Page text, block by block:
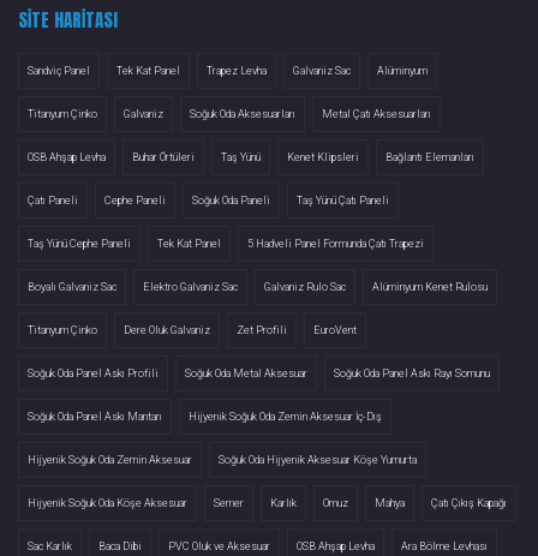
SITE HARITASI
Sandviç Panel Tek Kat Panel Trapez Levha Galvaniz Sac Alüminyum
Titanyum Çinko Galvaniz Soğuk Oda Aksesuarları Metal Çatı Aksesuarları
OSB Ahşap Levha Buhar Örtüleri Taş Yünü Kenet Klipsleri Bağlantı Elemanları
Çatı Paneli Cephe Paneli Soğuk Oda Paneli Taş Yünü Çatı Paneli
Taş Yünü Cephe Paneli Tek Kat Panel 5 Hadveli Panel Formunda Çatı Trapezi
Boyalı Galvaniz Sac Elektro Galvaniz Sac Galvaniz Rulo Sac Alüminyum Kenet Rulosu
Titanyum Çinko Dere Oluk Galvaniz Zet Profili EuroVent
Soğuk Oda Panel Askı Profili Soğuk Oda Metal Aksesuar Soğuk Oda Panel Askı Rayı Somunu
Soğuk Oda Panel Askı Mantarı Hijyenik Soğuk Oda Zemin Aksesuar İç-Dış
Hijyenik Soğuk Oda Zemin Aksesuar Soğuk Oda Hijyenik Aksesuar Köşe Yumurta
Hijyenik Soğuk Oda Köşe Aksesuar Semer Karlık Omuz Mahya Çatı Çıkış Kapağı
Sac Karlık Baca Dibi PVC Oluk ve Aksesuar OSB Ahşap Levha Ara Bölme Levhası